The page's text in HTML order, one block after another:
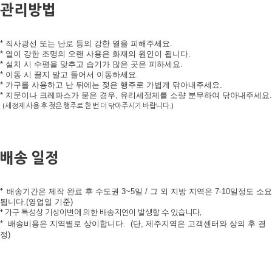
관리방법
* 직사광선 또는 난로 등의 강한 열을 피해주세요.
* 열이 강한 조명의 오랜 사용은 화재의 원인이 됩니다.
* 설치 시 수평을 맞추고 습기가 많은 곳은 피하세요.
* 이동 시 끌지 말고 들어서 이동하세요.
* 가구를 사용하고 난 뒤에는 젖은 행주로 가볍게 닦아내주세요.
* 지문이나 크레파스가 묻은 경우, 유리세정제를 소량 분무하여 닦아내주세요.
(세정제 사용 후 젖은 행주로 한 번 더 닦아주시기 바랍니다.)
배송 일정
* 배송기간은 제작 완료 후 수도권 3~5일 / 그 외 지방 지역은 7-10일정도 소요
됩니다.(영업일 기준)
* 가구 특성상 기상이변에 의한 배송지연이 발생할 수 있습니다.
* 배송비용은 지역별로 상이합니다. (단, 제주지역은 고객센터와 상의 후 결
정)